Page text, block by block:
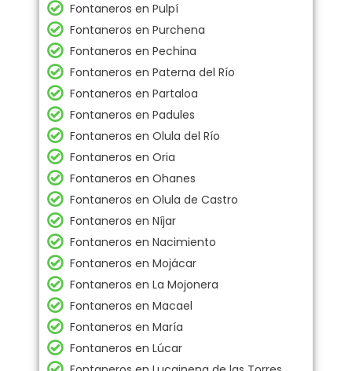
Fontaneros en Pulpí
Fontaneros en Purchena
Fontaneros en Pechina
Fontaneros en Paterna del Río
Fontaneros en Partaloa
Fontaneros en Padules
Fontaneros en Olula del Río
Fontaneros en Oria
Fontaneros en Ohanes
Fontaneros en Olula de Castro
Fontaneros en Níjar
Fontaneros en Nacimiento
Fontaneros en Mojácar
Fontaneros en La Mojonera
Fontaneros en Macael
Fontaneros en María
Fontaneros en Lúcar